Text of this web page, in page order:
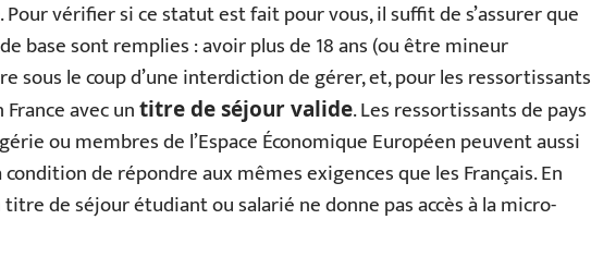
. Pour vérifier si ce statut est fait pour vous, il suffit de s’assurer que
base sont remplies : avoir plus de 18 ans (ou être mineur
sous le coup d’une interdiction de gérer, et, pour les ressortissants
avec untitre de séjour valide. Les ressortissants de pays
ou membres de l’Espace Économique Européen peuvent aussi
de répondre aux mêmes exigences que les Français. En
de séjour étudiant ou salarié ne donne pas accès à la micro-